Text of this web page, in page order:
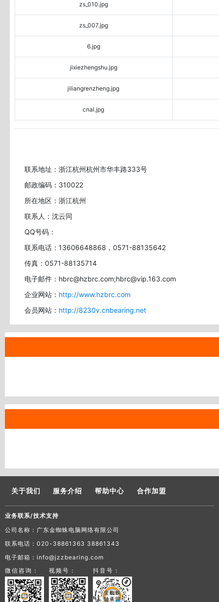
zs_010.jpg
zs_007.jpg
6.jpg
jixiezhengshu.jpg
jiliangrenzheng.jpg
cnal.jpg
联系地址：浙江杭州杭州市华丰路333号
邮政编码：310022
所在地区：浙江杭州
联系人：沈云同
QQ号码：
联系电话：13606648868，0571-88135642
传真：0571-88135714
电子邮件：hbrc@hzbrc.com;hbrc@vip.163.com
企业网站： http://www.hzbrc.com
会员网站： http://8230v.cnbearing.net
关于我们 服务介绍 帮助中心 合作加盟
业务联系/技术支持
公司名称：广东金蜘蛛电脑网络有限公司
联系电话：020-38861363 38861343
电子邮箱：info@jzzbearing.com
微信咨询：
视频号： 抖音号：